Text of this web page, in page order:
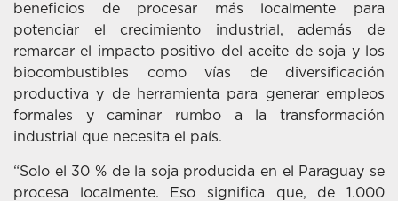
beneficios de procesar más localmente para
potenciar el crecimiento industrial, además de
remarcar el impacto positivo del aceite de soja y los
biocombustibles como vías de diversificación
productiva y de herramienta para generar empleos
formales y caminar rumbo a la transformación
industrial que necesita el país.
“Solo el 30 % de la soja producida en el Paraguay se
procesa localmente. Eso significa que, de 1.000